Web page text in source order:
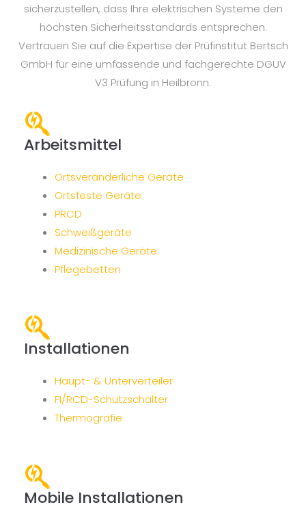
sicherzustellen, dass Ihre elektrischen Systeme den
höchsten Sicherheitsstandards entsprechen.
Vertrauen Sie auf die Expertise der Prüfinstitut Bertsch
GmbH für eine umfassende und fachgerechte DGUV
V3 Prüfung in Heilbronn.
Arbeitsmittel
Ortsveränderliche Geräte
Ortsfeste Geräte
PRCD
Schweißgeräte
Medizinische Geräte
Pflegebetten
Installationen
Haupt- & Unterverteiler
FI/RCD-Schutzschalter
Thermografie
Mobile Installationen